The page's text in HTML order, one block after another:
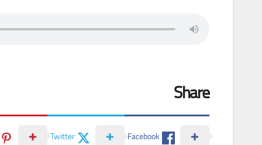
Share
Facebook
Twitter